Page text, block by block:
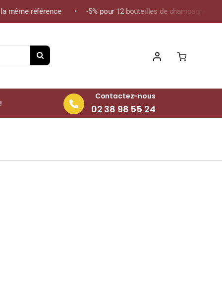
référence • -5% pour 12 bouteilles de champagne de la
Contactez-nous
02 38 98 55 24